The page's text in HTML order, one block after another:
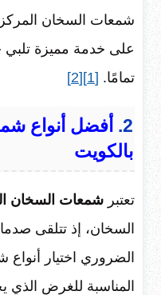
شمعات السخان
على خدمة مميزة تلبي
تمامًا. [1]
[2]
2.
أفضل أنواع
بالكويت
تعتبر شمعات السخان
السخان، إذ تتلقى
الضروري اختيار
المناسبة للغرض الذي